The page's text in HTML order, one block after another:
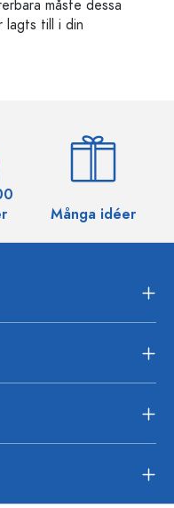
måste dessa
lagts till i din
Många idéer